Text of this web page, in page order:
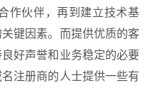
作伙伴，再到建立技术基
键因素。而提供优质的客
好声誉和业务稳定的必要
注册商的人士提供一些有